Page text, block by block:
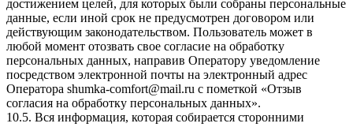
достижением целей, для которых были собраны персональные
данные, если иной срок не предусмотрен договором или
действующим законодательством. Пользователь может в
любой момент отозвать свое согласие на обработку
персональных данных, направив Оператору уведомление
посредством электронной почты на электронный адрес
Оператора shumka-comfort@mail.ru с пометкой «Отзыв
согласия на обработку персональных данных».
10.5. Вся информация, которая собирается сторонними